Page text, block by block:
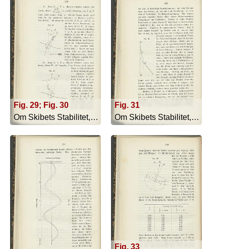
Fig. 29; Fig. 30
Om Skibets Stabilitet, Bevægelser I S... - 1879
Fig. 31
Om Skibets Stabilitet, Bevægelser I S... - 1879
Fig. 33